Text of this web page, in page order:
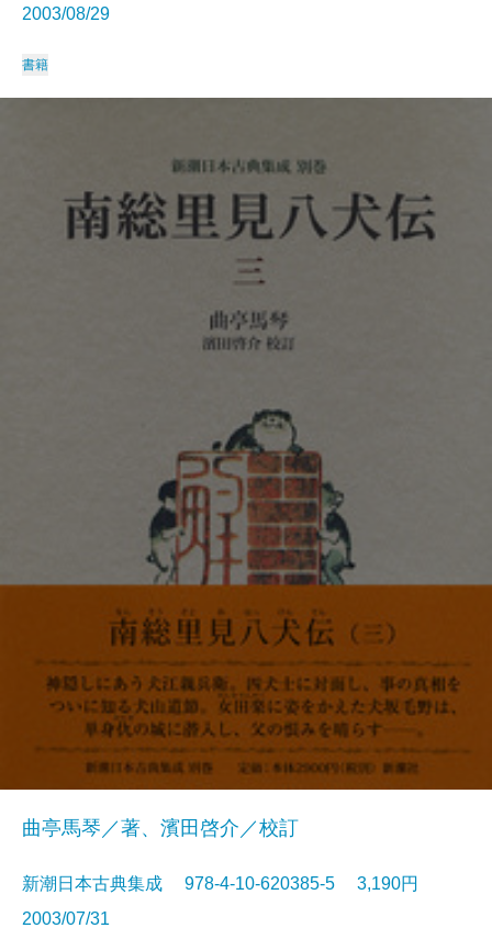
2003/08/29
書籍
曲亭馬琴／著、濱田啓介／校訂
新潮日本古典集成 978-4-10-620385-5 3,190円
2003/07/31